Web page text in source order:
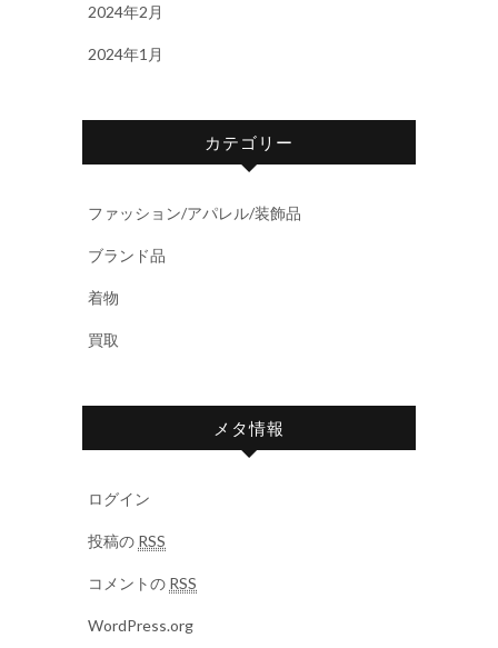
2024年2月
2024年1月
カテゴリー
ファッション/アパレル/装飾品
ブランド品
着物
買取
メタ情報
ログイン
投稿の RSS
コメントの RSS
WordPress.org